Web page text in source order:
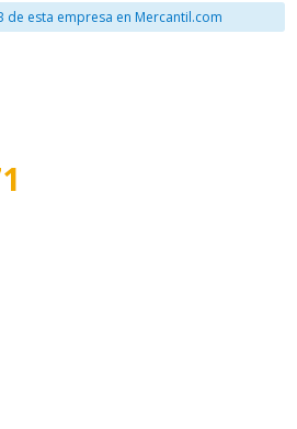
de esta empresa en Mercantil.com